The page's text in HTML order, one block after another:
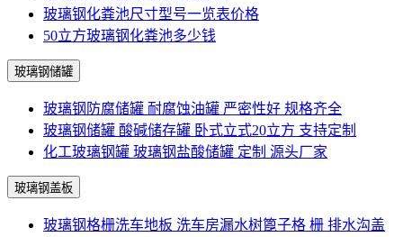
玻璃钢化粪池尺寸型号一览表价格
50立方玻璃钢化粪池多少钱
玻璃钢储罐
玻璃钢防腐储罐 耐腐蚀油罐 严密性好 规格齐全
玻璃钢储罐 酸碱储存罐 卧式立式20立方 支持定制
化工玻璃钢罐 玻璃钢盐酸储罐 定制 源头厂家
玻璃钢盖板
玻璃钢格栅洗车地板 洗车房漏水树篦子格 栅 排水沟盖